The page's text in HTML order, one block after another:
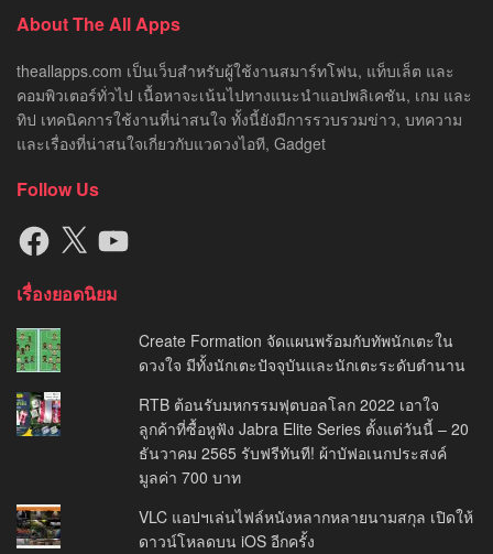
About The All Apps
theallapps.com เป็นเว็บสำหรับผู้ใช้งานสมาร์ทโฟน, แท็บเล็ต และ
คอมพิวเตอร์ทั่วไป เนื้อหาจะเน้นไปทางแนะนำแอปพลิเคชัน, เกม และ
ทิป เทคนิคการใช้งานที่น่าสนใจ ทั้งนี้ยังมีการรวบรวมข่าว, บทความ
และเรื่องที่น่าสนใจเกี่ยวกับแวดวงไอที, Gadget
Follow Us
Facebook
X YouTube
เรื่องยอดนิยม
Create Formation จัดแผนพร้อมกับทัพนักเตะใน
ดวงใจ มีทั้งนักเตะปัจจุบันและนักเตะระดับตำนาน
RTB ต้อนรับมหกรรมฟุตบอลโลก 2022 เอาใจ
ลูกค้าที่ซื้อหูฟัง Jabra Elite Series ตั้งแต่วันนี้ – 20
ธันวาคม 2565 รับฟรีทันที! ผ้าบัฟอเนกประสงค์
มูลค่า 700 บาท
VLC แอปฯเล่นไฟล์หนังหลากหลายนามสกุล เปิดให้
ดาวน์โหลดบน iOS อีกครั้ง